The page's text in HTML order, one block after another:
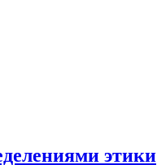
этики